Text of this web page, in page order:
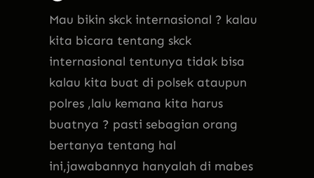
Mau bikin skck internasional ? kalau
kita bicara tentang skck
internasional tentunya tidak bisa
kalau kita buat di polsek ataupun
polres ,lalu kemana kita harus
buatnya ? pasti sebagian orang
bertanya tentang hal
ini,jawabannya hanyalah di mabes